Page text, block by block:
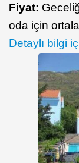
Fiyat:
oda için
Detaylı bilgi